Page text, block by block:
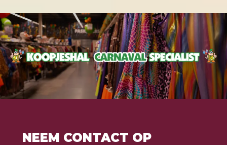
NEEM CONTACT OP